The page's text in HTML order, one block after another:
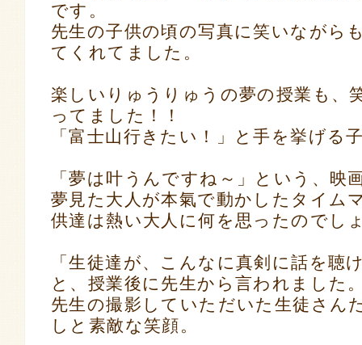
です。
先生の子供の頃の写真に笑いながら
てくれてました。
楽しいりゅうりゅうの夢の授業も、
ってました！！
「富士山行きたい！」と手を挙げる
「夢は叶うんですね～」という、映
夢見た大人が本氣で動かしたタイム
供達は熱い大人に何を思ったのでし
「生徒達が、こんなに真剣に話を聴
と、授業後に先生から言われました
先生の撮影していただいた生徒さん
しと素敵な笑顔。